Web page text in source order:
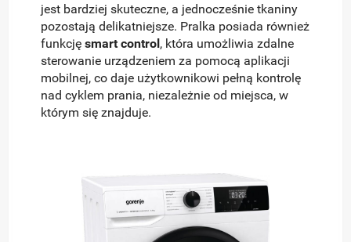
jest bardziej skuteczne, a jednocześnie tkaniny
pozostają delikatniejsze. Pralka posiada również
funkcjęsmart control, która umożliwia zdalne
sterowanie urządzeniem za pomocą aplikacji
mobilnej, co daje użytkownikowi pełną kontrolę
nad cyklem prania, niezależnie od miejsca, w
którym się znajduje.